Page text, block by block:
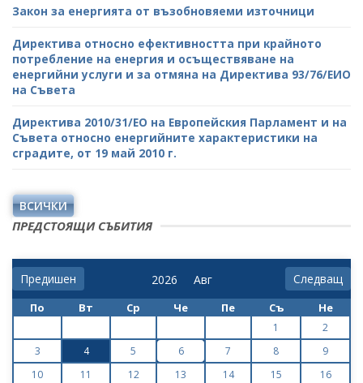
Закон за енергията от възобновяеми източници
Директива относно ефективността при крайното
потребление на енергия и осъществяване на
енергийни услуги и за отмяна на Директива 93/76/ЕИО
на Съвета
Директива 2010/31/ЕО на Европейския Парламент и на
Съвета относно енергийните характеристики на
сградите, от 19 май 2010 г.
ВСИЧКИ
ПРЕДСТОЯЩИ СЪБИТИЯ
Предишен Следващ
По Вт Ср Че Пе Съ Не
1
2
3
4 5 6 7 8
9
10
11 12 13 14 15
16